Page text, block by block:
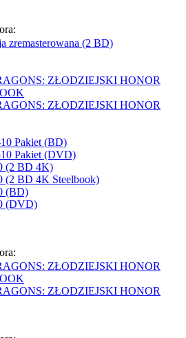
zremasterowana (2 BD)
ZŁODZIEJSKI HONOR
ZŁODZIEJSKI HONOR
Pakiet (BD)
Pakiet (DVD)
(2 BD 4K)
(2 BD 4K Steelbook)
(BD)
(DVD)
ZŁODZIEJSKI HONOR
ZŁODZIEJSKI HONOR